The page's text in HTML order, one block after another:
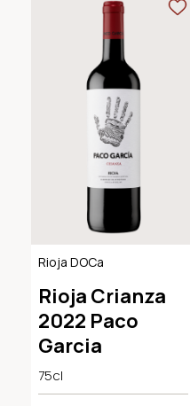
Rioja DOCa
Rioja Crianza
2022 Paco
Garcia
75cl